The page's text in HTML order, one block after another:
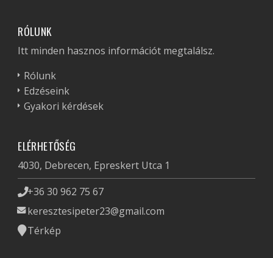
RÓLUNK
Itt minden hasznos információt megtalálsz.
Rólunk
Edzéseink
Gyakori kérdések
ELÉRHETŐSÉG
4030, Debrecen, Epreskert Utca 1
+36 30 962 75 67
keresztesipeter23@gmail.com
Térkép